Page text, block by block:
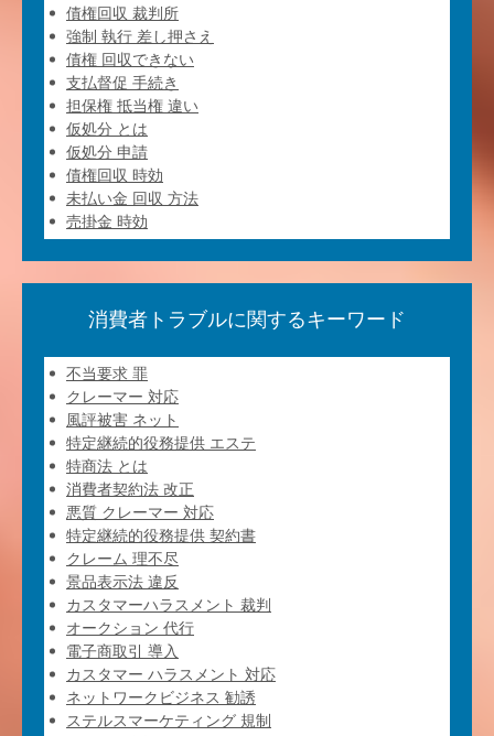
債権回収 裁判所
強制 執行 差し押さえ
債権 回収できない
支払督促 手続き
担保権 抵当権 違い
仮処分 とは
仮処分 申請
債権回収 時効
未払い金 回収 方法
売掛金 時効
消費者トラブルに関するキーワード
不当要求 罪
クレーマー 対応
風評被害 ネット
特定継続的役務提供 エステ
特商法 とは
消費者契約法 改正
悪質 クレーマー 対応
特定継続的役務提供 契約書
クレーム 理不尽
景品表示法 違反
カスタマーハラスメント 裁判
オークション 代行
電子商取引 導入
カスタマー ハラスメント 対応
ネットワークビジネス 勧誘
ステルスマーケティング 規制